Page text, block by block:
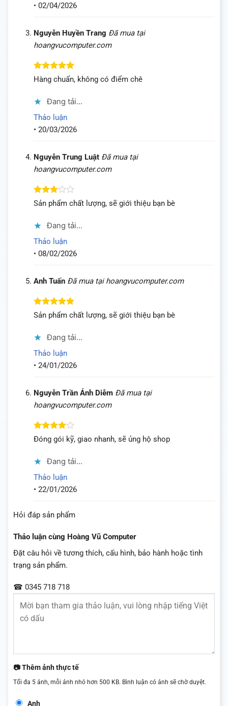
• 02/04/2026
Nguyễn Huyền Trang Đã mua tại
hoangvucomputer.com
Được xếp
hạng
Hàng chuẩn, không có điểm chê
Đang tải...
Thảo luận
• 20/03/2026
Nguyễn Trung Luật Đã mua tại
hoangvucomputer.com
Được
5 sao
Sản phẩm chất lượng, sẽ giới thiệu bạn bè
Đang tải...
Thảo luận
• 08/02/2026
Anh Tuấn Đã mua tại hoangvucomputer.com
Được xếp
hạng
Sản phẩm chất lượng, sẽ giới thiệu bạn bè
Đang tải...
Thảo luận
• 24/01/2026
Nguyễn Trần Ánh Diễm Đã mua tại
hoangvucomputer.com
Được
xếp hạng
Đóng gói kỹ, giao nhanh, sẽ ủng hộ shop
Đang tải...
Thảo luận
• 22/01/2026
Hỏi đáp sản phẩm
Thảo luận cùng Hoàng Vũ Computer
Đặt câu hỏi về tương thích, cấu hình, bảo hành hoặc tình
trạng sản phẩm.
☎ 0345 718 718
📷 Thêm ảnh thực tế
Tối đa 5 ảnh, mỗi ảnh nhỏ hơn 500 KB. Bình luận có ảnh sẽ chờ duyệt.
Anh